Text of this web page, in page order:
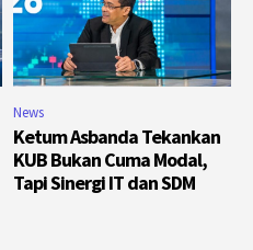
News
Ketum Asbanda Tekankan
KUB Bukan Cuma Modal,
Tapi Sinergi IT dan SDM